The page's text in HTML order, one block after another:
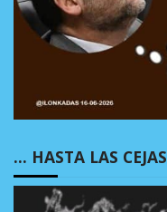
… HASTA LAS CEJAS